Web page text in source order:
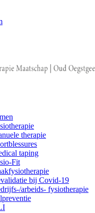
therapie
taping
Fit
bij Covid-19
arbeids- fysiotherapie